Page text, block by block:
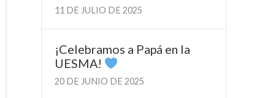
11 DE JULIO DE 2025
¡Celebramos a Papá en la
UESMA!
20 DE JUNIO DE 2025